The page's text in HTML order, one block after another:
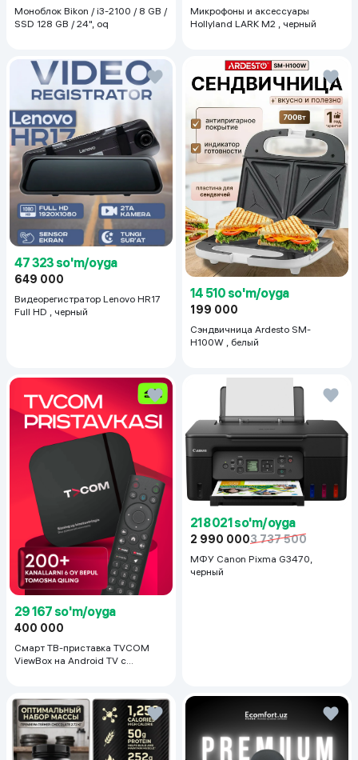
Моноблок Bikon / i3-2100 / 8 GB /
SSD 128 GB / 24", oq
Микрофоны и аксессуары
Hollyland LARK M2 , черный
47 323 so'm/oyga
649 000
Видеорегистратор Lenovo HR17
Full HD , черный
14 510 so'm/oyga
199 000
Сэндвичница Ardesto SM-
H100W , белый
29 167 so'm/oyga
400 000
Смарт ТВ-приставка TVCOM
ViewBox на Android TV с
218 021 so'm/oyga
2 990 0003 737 500
МФУ Canon Pixma G3470,
черный